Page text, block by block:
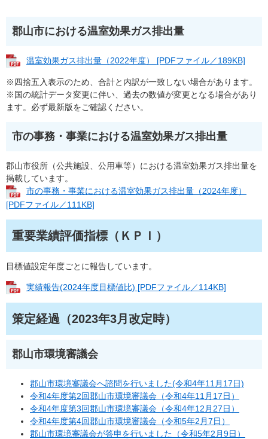
郡山市における温室効果ガス排出量
温室効果ガス排出量（2022年度） [PDFファイル／189KB]
※四捨五入表示のため、合計と内訳が一致しない場合があります。
※国の統計データ変更に伴い、過去の数値が変更となる場合があり
ます。必ず最新版をご確認ください。
市の事務・事業における温室効果ガス排出量
郡山市役所（公共施設、公用車等）における温室効果ガス排出量を
掲載しています。
市の事務・事業における温室効果ガス排出量（2024年度）
[PDFファイル／111KB]
重要業績評価指標（ＫＰＩ）
目標値設定年度ごとに報告しています。
実績報告(2024年度目標値比) [PDFファイル／114KB]
策定経過（2023年3月改定時）
郡山市環境審議会
郡山市環境審議会へ諮問を行いました(令和4年11月17日)
令和4年度第2回郡山市環境審議会（令和4年11月17日）
令和4年度第3回郡山市環境審議会（令和4年12月27日）
令和4年度第4回郡山市環境審議会（令和5年2月7日）
郡山市環境審議会が答申を行いました（令和5年2月9日）